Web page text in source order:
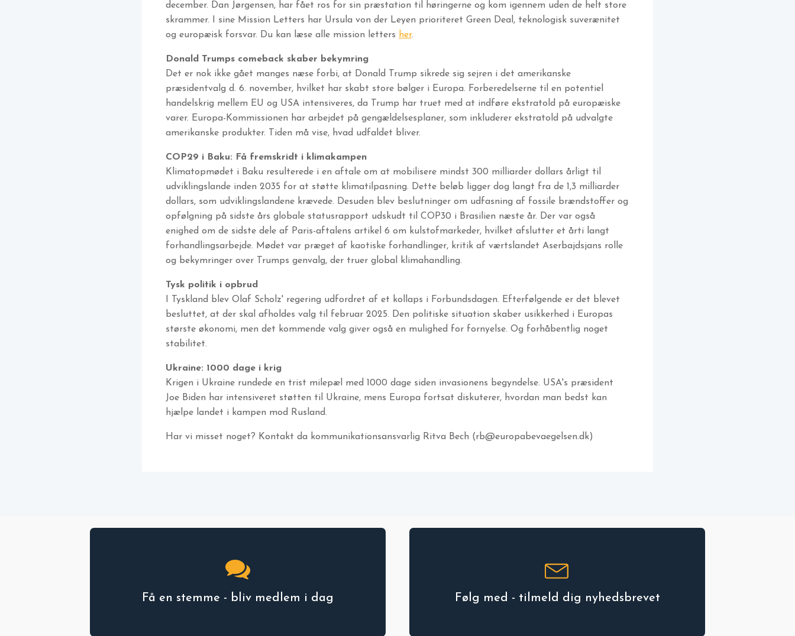
december. Dan Jørgensen, har fået ros for sin præstation til høringerne og kom igennem uden de helt store
skrammer. I sine Mission Letters har Ursula von der Leyen prioriteret Green Deal, teknologisk suverænitet
og europæisk forsvar. Du kan læse alle mission letters her.
Donald Trumps comeback skaber bekymring
Det er nok ikke gået manges næse forbi, at Donald Trump sikrede sig sejren i det amerikanske
præsidentvalg d. 6. november, hvilket har skabt store bølger i Europa. Forberedelserne til en potentiel
handelskrig mellem EU og USA intensiveres, da Trump har truet med at indføre ekstratold på europæiske
varer. Europa-Kommissionen har arbejdet på gengældelsesplaner, som inkluderer ekstratold på udvalgte
amerikanske produkter. Tiden må vise, hvad udfaldet bliver.
COP29 i Baku: Få fremskridt i klimakampen
Klimatopmødet i Baku resulterede i en aftale om at mobilisere mindst 300 milliarder dollars årligt til
udviklingslande inden 2035 for at støtte klimatilpasning. Dette beløb ligger dog langt fra de 1,3 milliarder
dollars, som udviklingslandene krævede. Desuden blev beslutninger om udfasning af fossile brændstoffer og
opfølgning på sidste års globale statusrapport udskudt til COP30 i Brasilien næste år. Der var også
enighed om de sidste dele af Paris-aftalens artikel 6 om kulstofmarkeder, hvilket afslutter et årti langt
forhandlingsarbejde. Mødet var præget af kaotiske forhandlinger, kritik af værtslandet Aserbajdsjans rolle
og bekymringer over Trumps genvalg, der truer global klimahandling.
Tysk politik i opbrud
I Tyskland blev Olaf Scholz' regering udfordret af et kollaps i Forbundsdagen. Efterfølgende er det blevet
besluttet, at der skal afholdes valg til februar 2025. Den politiske situation skaber usikkerhed i Europas
største økonomi, men det kommende valg giver også en mulighed for fornyelse. Og forhåbentlig noget
stabilitet.
Ukraine: 1000 dage i krig
Krigen i Ukraine rundede en trist milepæl med 1000 dage siden invasionens begyndelse. USA's præsident
Joe Biden har intensiveret støtten til Ukraine, mens Europa fortsat diskuterer, hvordan man bedst kan
hjælpe landet i kampen mod Rusland.
Har vi misset noget? Kontakt da kommunikationsansvarlig Ritva Bech (rb@europabevaegelsen.dk)
Få en stemme - bliv medlem i dag Følg med - tilmeld dig nyhedsbrevet